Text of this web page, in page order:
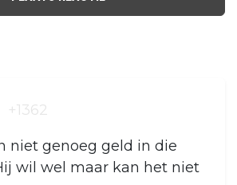
+1362
niet genoeg geld in die
wil wel maar kan het niet